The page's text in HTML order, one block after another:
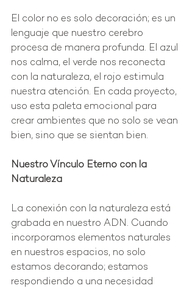
El color no es solo decoración; es un
lenguaje que nuestro cerebro
procesa de manera profunda. El azul
nos calma, el verde nos reconecta
con la naturaleza, el rojo estimula
nuestra atención. En cada proyecto,
uso esta paleta emocional para
crear ambientes que no solo se vean
bien, sino que se sientan bien.
Nuestro Vínculo Eterno con la
Naturaleza
La conexión con la naturaleza está
grabada en nuestro ADN. Cuando
incorporamos elementos naturales
en nuestros espacios, no solo
estamos decorando; estamos
respondiendo a una necesidad